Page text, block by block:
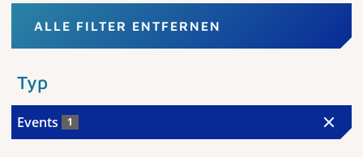
ALLE FILTER ENTFERNEN
Typ
Events 1